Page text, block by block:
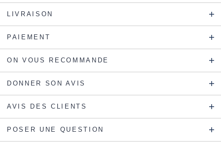
LIVRAISON
PAIEMENT
ON VOUS RECOMMANDE
DONNER SON AVIS
AVIS DES CLIENTS
POSER UNE QUESTION